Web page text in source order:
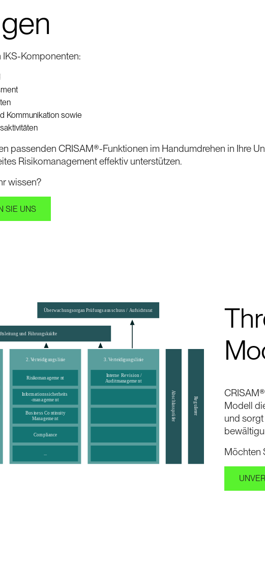
Komponenten:
Kommunikation sowie
passenden CRISAM®-Funktionen im Handumdrehen in Ihre
Risikomanagement effektiv unterstützen.
wissen?
SIE UNS
Modell
und
Möchten